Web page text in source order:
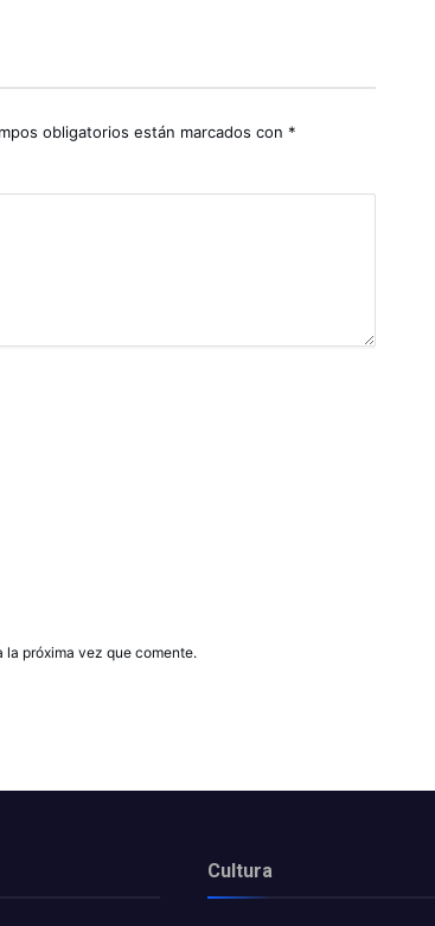
obligatorios están marcados con *
próxima vez que comente.
Cultura